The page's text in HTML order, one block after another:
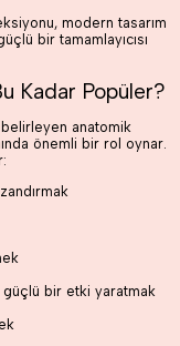
modern tasarım
bir tamamlayıcısı
Kadar Popüler?
anatomik
önemli bir rol oynar.
bir etki yaratmak